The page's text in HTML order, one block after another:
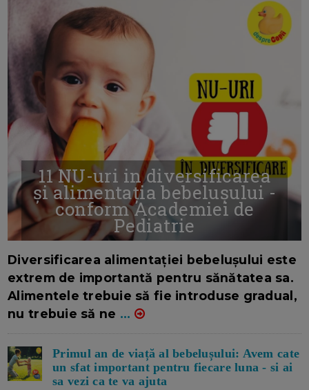
11 NU-uri in diversificarea
și alimentația bebelușului -
conform Academiei de
Pediatrie
Diversificarea alimentației bebelușului este
extrem de importantă pentru sănătatea sa.
Alimentele trebuie să fie introduse gradual,
nu trebuie să ne ...
Primul an de viață al bebelușului: Avem cate
un sfat important pentru fiecare luna - si ai
sa vezi ca te va ajuta